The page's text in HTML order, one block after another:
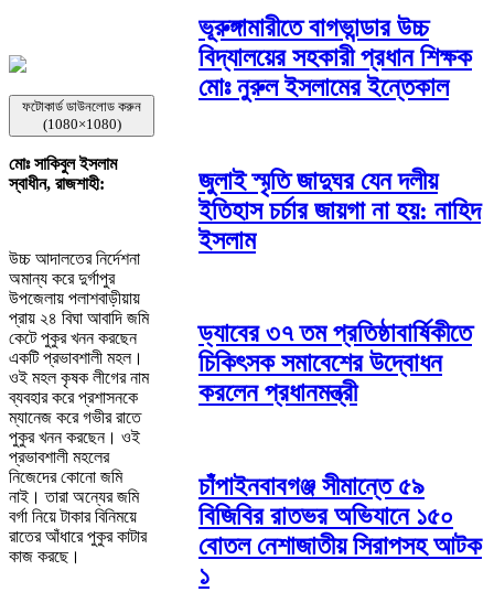
ফটোকার্ড ডাউনলোড করুন
(1080×1080)
মোঃ সাকিবুল ইসলাম
স্বাধীন, রাজশাহী:
উচ্চ আদালতের নির্দেশনা
অমান্য করে দুর্গাপুর
উপজেলায় পলাশবাড়ীয়ায়
প্রায় ২৪ বিঘা আবাদি জমি
কেটে পুকুর খনন করছেন
একটি প্রভাবশালী মহল।
ওই মহল কৃষক লীগের নাম
ব্যবহার করে প্রশাসনকে
ম্যানেজ করে গভীর রাতে
পুকুর খনন করছেন। ওই
প্রভাবশালী মহলের
নিজেদের কোনো জমি
নাই। তারা অন্যের জমি
বর্গা নিয়ে টাকার বিনিময়ে
রাতের আঁধারে পুকুর কাটার
কাজ করছে।
ভূরুঙ্গামারীতে বাগভান্ডার উচ্চ
বিদ্যালয়ের সহকারী প্রধান শিক্ষক
মোঃ নুরুল ইসলামের ইন্তেকাল
জুলাই স্মৃতি জাদুঘর যেন দলীয়
ইতিহাস চর্চার জায়গা না হয়: নাহিদ
ইসলাম
ড্যাবের ৩৭ তম প্রতিষ্ঠাবার্ষিকীতে
চিকিৎসক সমাবেশের উদ্বোধন
করলেন প্রধানমন্ত্রী
চাঁপাইনবাবগঞ্জ সীমান্তে ৫৯
বিজিবির রাতভর অভিযানে ১৫০
বোতল নেশাজাতীয় সিরাপসহ আটক
১